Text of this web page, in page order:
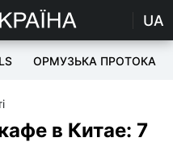
UA
ОРМУЗЬКА ПРОТОКА
в Китае: 7